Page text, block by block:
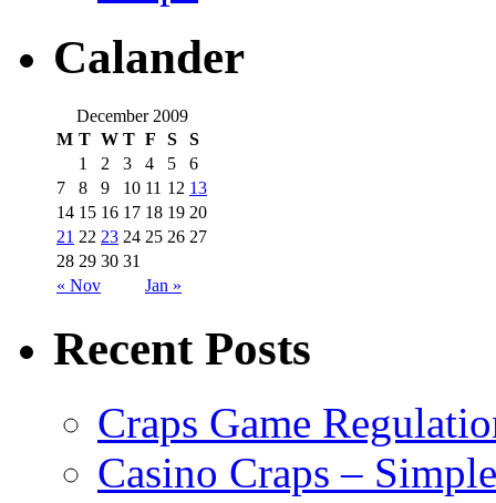
Calander
December 2009
M T W T F S S
« Nov Jan »
1 2 3 4 5
6
7
8 9 10 11 12 13
14 15 16 17 18 19 20
21 22 23 24 25 26 27
28 29 30 31
Recent Posts
Craps Game
Casino Craps –